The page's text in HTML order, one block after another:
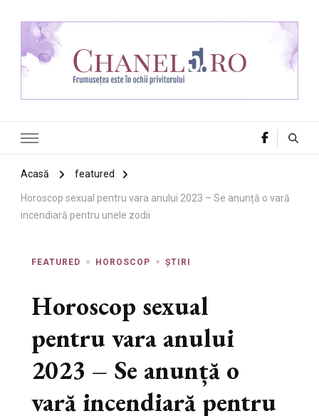
Acasă featured
Horoscop sexual pentru vara anului 2023 – Se anunță o vară
incendiară pentru unele zodii
FEATURED HOROSCOP ȘTIRI
Horoscop sexual
pentru vara anului
2023 – Se anunță o
vară incendiară pentru